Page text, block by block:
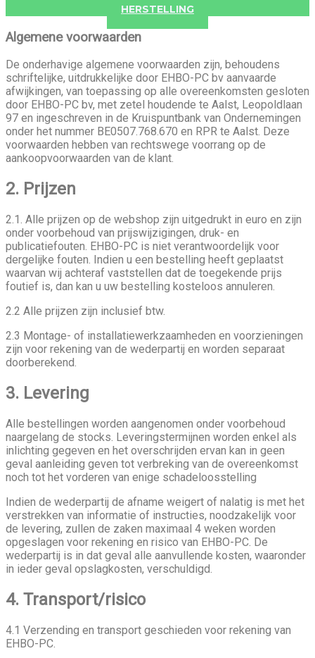
HERSTELLING
Algemene voorwaarden
De onderhavige algemene voorwaarden zijn, behoudens
schriftelijke, uitdrukkelijke door EHBO-PC bv aanvaarde
afwijkingen, van toepassing op alle overeenkomsten gesloten
door EHBO-PC bv, met zetel houdende te Aalst, Leopoldlaan
97 en ingeschreven in de Kruispuntbank van Ondernemingen
onder het nummer BE0507.768.670 en RPR te Aalst. Deze
voorwaarden hebben van rechtswege voorrang op de
aankoopvoorwaarden van de klant.
2. Prijzen
2.1. Alle prijzen op de webshop zijn uitgedrukt in euro en zijn
onder voorbehoud van prijswijzigingen, druk- en
publicatiefouten. EHBO-PC is niet verantwoordelijk voor
dergelijke fouten. Indien u een bestelling heeft geplaatst
waarvan wij achteraf vaststellen dat de toegekende prijs
foutief is, dan kan u uw bestelling kosteloos annuleren.
2.2 Alle prijzen zijn inclusief btw.
2.3 Montage- of installatiewerkzaamheden en voorzieningen
zijn voor rekening van de wederpartij en worden separaat
doorberekend.
3. Levering
Alle bestellingen worden aangenomen onder voorbehoud
naargelang de stocks. Leveringstermijnen worden enkel als
inlichting gegeven en het overschrijden ervan kan in geen
geval aanleiding geven tot verbreking van de overeenkomst
noch tot het vorderen van enige schadeloosstelling
Indien de wederpartij de afname weigert of nalatig is met het
verstrekken van informatie of instructies, noodzakelijk voor
de levering, zullen de zaken maximaal 4 weken worden
opgeslagen voor rekening en risico van EHBO-PC. De
wederpartij is in dat geval alle aanvullende kosten, waaronder
in ieder geval opslagkosten, verschuldigd.
4. Transport/risico
4.1 Verzending en transport geschieden voor rekening van
EHBO-PC.